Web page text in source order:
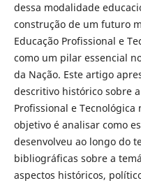
dessa modalidade
construção de um futuro
Educação Profissional e
como um pilar essencial
da Nação. Este artigo
descritivo histórico sobre
Profissional e Tecnológica
objetivo é analisar como
desenvolveu ao longo do
bibliográficas sobre a
aspectos históricos,